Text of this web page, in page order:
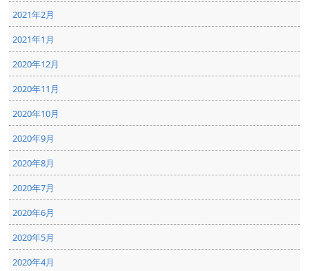
2021年2月
2021年1月
2020年12月
2020年11月
2020年10月
2020年9月
2020年8月
2020年7月
2020年6月
2020年5月
2020年4月